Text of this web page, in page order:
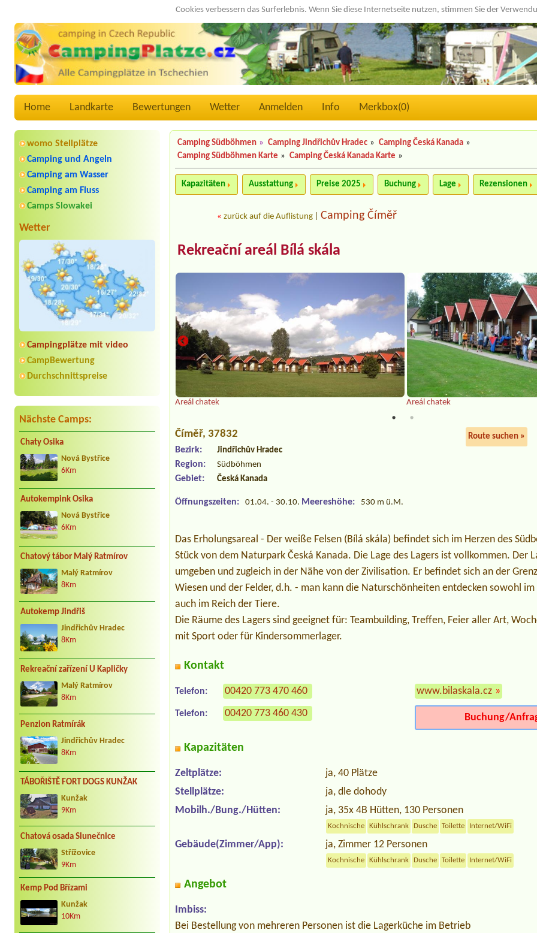
Cookies verbessern das Surferlebnis. Wenn Sie diese Internetseite nutzen, stimmen Sie der
Home Landkarte Bewertungen Wetter Anmelden Info Merkbox(0)
womo Stellplätze
Camping und Angeln
Camping am Wasser
Camping am Fluss
Camps Slowakei
Wetter
Campingplätze mit video
CampBewertung
Durchschnittspreise
Nächste Camps:
Chaty Osika
Nová Bystřice
6Km
Autokempink Osika
Nová Bystřice
6Km
Chatový tábor Malý Ratmírov
Malý Ratmírov
8Km
Autokemp Jindřiš
Jindřichův Hradec
8Km
Rekreační zařízení U Kapličky
Malý Ratmírov
8Km
Penzion Ratmírák
Jindřichův Hradec
8Km
TÁBOŘIŠTĚ FORT DOGS KUNŽAK
Kunžak
9Km
Chatová osada Slunečnice
Střížovice
9Km
Kemp Pod Břízami
Kunžak
10Km
Camping Südböhmen » Camping Jindřichův Hradec » Camping Česká Kanada »
Camping Südböhmen Karte » Camping Česká Kanada Karte »
Kapazitäten Ausstattung Preise 2025 Buchung Lage Rezensionen
«zurück auf die Auflistung |Camping Číměř
Rekreační areál Bílá skála
Areál chatek Areál chatek
Číměř, 37832 Route suchen »
Bezirk: Jindřichův Hradec
Region: Südböhmen
Gebiet: Česká Kanada
Öffnungszeiten: 01.04. - 30.10. Meereshöhe:
530 m ü.M.
Das Erholungsareal - Der weiße Felsen (Bílá skála) befindet sich im Herzen des
Stück von dem Naturpark Česká Kanada. Die Lage des Lagers ist vollkommen. Der
umgeben und zugleich in der Nähe von der Zivilisation. Er befindet sich an der
Wiesen und der Felder, d.h. - man kann die Naturschönheiten entdecken sowohl im
auch im Reich der Tiere.
Die Räume des Lagers sind geeignet für: Teambuilding, Treffen, Feier aller Art,
mit Sport oder für Kindersommerlager.
Kontakt
Telefon: 00420 773 470 460
Telefon: 00420 773 460 430
www.bilaskala.cz »
Buchung/
Kapazitäten
Zeltplätze:
ja, 40 Plätze
Stellplätze:
ja, dle dohody
Mobilh./Bung./Hütten:
ja, 35x 4B Hütten, 130 Personen
Kochnische Kühlschrank Dusche Toilette Internet/WiFi
Gebäude(Zimmer/App): ja, Zimmer 12 Personen
Kochnische Kühlschrank Dusche Toilette Internet/WiFi
Angebot
Imbiss:
Bei Bestellung von mehreren Personen ist die Lagerküche im Betrieb